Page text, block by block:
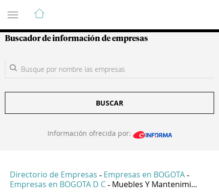
Guía de Empresas Colombianas
Buscador de información de empresas
BUSCAR
Información ofrecida por:
Directorio de Empresas - Empresas en BOGOTA -
Empresas en BOGOTA D C - Muebles Y Mantenimi...